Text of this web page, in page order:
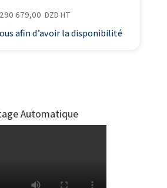
290 679,00 DZD HT
afin d’avoir la disponibilité
Automatique